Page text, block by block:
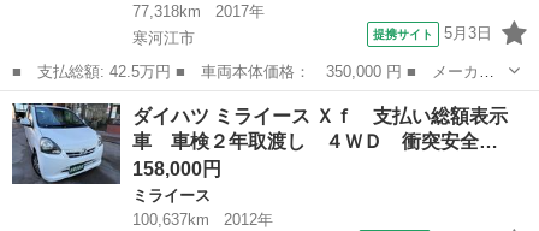
77,318km
2017年
寒河江市
提携サイト 5月3日
■ 支払総額: 42.5万円 ■ 車両本体価格： 350,000 円 ■ メーカー
名： ダイハツ ■ 車種名： ミライース ■ グレード名： Ｌｆ
ＳＡ ４ＷＤ キーレス ＣＤ ＦＭ／ＡＭ エコアイドル レーダ
ーブレーキ ...
山形 寒河江市
ダイハツ ミライース Ｘｆ 支払い総額表示
車 車検２年取渡し ４ＷＤ 衝突安全…
158,000円
ミライース
100,637km
2012年